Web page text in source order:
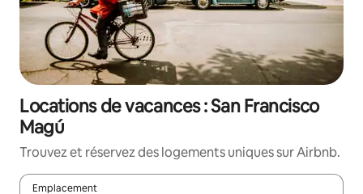
Locations de vacances : San Francisco
Magú
Trouvez et réservez des logements uniques sur Airbnb.
Emplacement